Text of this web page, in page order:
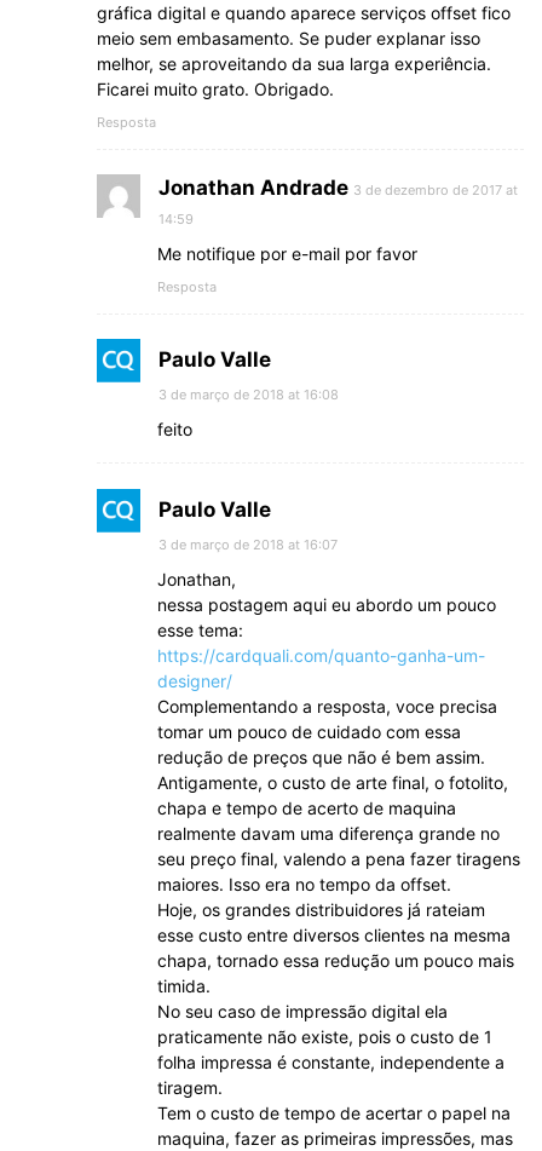
gráfica digital e quando aparece serviços offset fico
meio sem embasamento. Se puder explanar isso
melhor, se aproveitando da sua larga experiência.
Ficarei muito grato. Obrigado.
Resposta
Jonathan Andrade 3 de dezembro de 2017 at
14:59
Me notifique por e-mail por favor
Resposta
Paulo Valle
3 de março de 2018 at 16:08
feito
Paulo Valle
3 de março de 2018 at 16:07
Jonathan,
nessa postagem aqui eu abordo um pouco
esse tema:
https://cardquali.com/quanto-ganha-um-
designer/
Complementando a resposta, voce precisa
tomar um pouco de cuidado com essa
redução de preços que não é bem assim.
Antigamente, o custo de arte final, o fotolito,
chapa e tempo de acerto de maquina
realmente davam uma diferença grande no
seu preço final, valendo a pena fazer tiragens
maiores. Isso era no tempo da offset.
Hoje, os grandes distribuidores já rateiam
esse custo entre diversos clientes na mesma
chapa, tornado essa redução um pouco mais
timida.
No seu caso de impressão digital ela
praticamente não existe, pois o custo de 1
folha impressa é constante, independente a
tiragem.
Tem o custo de tempo de acertar o papel na
maquina, fazer as primeiras impressões, mas